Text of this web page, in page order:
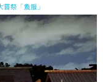
祭「麁服」